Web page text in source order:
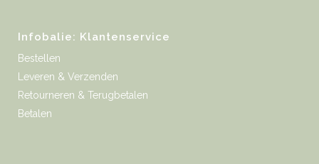
Infobalie: Klantenservice
Bestellen
Leveren & Verzenden
Retourneren & Terugbetalen
Betalen